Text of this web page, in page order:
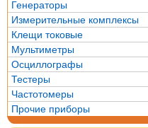
Генераторы
Измерительные комплексы
Клещи токовые
Мультиметры
Осциллографы
Тестеры
Частотомеры
Прочие приборы